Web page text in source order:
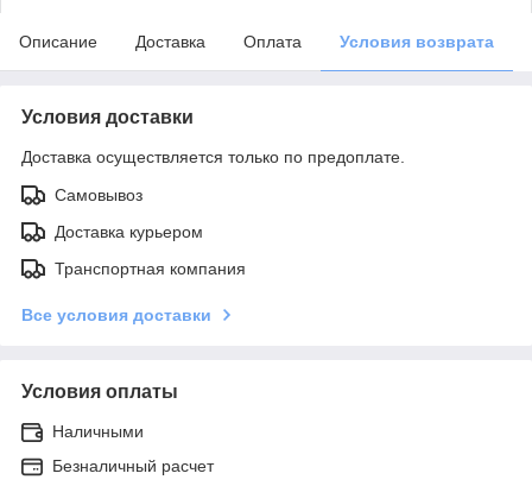
Описание Доставка Оплата Условия возврата
Условия доставки
Доставка осуществляется только по предоплате.
Самовывоз
Доставка курьером
Транспортная компания
Все условия доставки
Условия оплаты
Наличными
Безналичный расчет